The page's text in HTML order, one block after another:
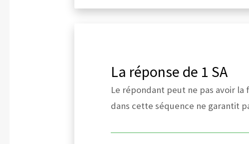
La réponse de 1 SA
Le répondant peut ne pas avoir la
dans cette séquence ne garantit